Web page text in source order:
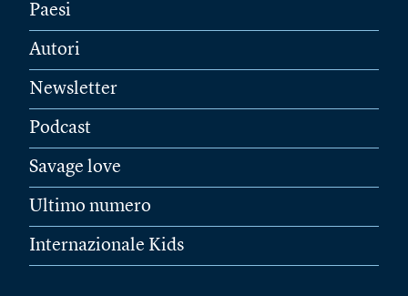
Paesi
Autori
Newsletter
Podcast
Savage love
Ultimo numero
Internazionale Kids